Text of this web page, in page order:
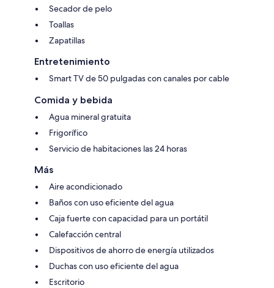
Secador de pelo
Toallas
Zapatillas
Entretenimiento
Smart TV de 50 pulgadas con canales por cable
Comida y bebida
Agua mineral gratuita
Frigorífico
Servicio de habitaciones las 24 horas
Más
Aire acondicionado
Baños con uso eficiente del agua
Caja fuerte con capacidad para un portátil
Calefacción central
Dispositivos de ahorro de energía utilizados
Duchas con uso eficiente del agua
Escritorio